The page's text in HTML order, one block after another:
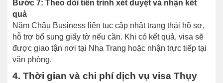
Bước 7: Theo dõi tiến trình xét duyệt và nhận kết
quả
Năm Châu Business liên tục cập nhật trạng thái hồ sơ,
hỗ trợ bổ sung giấy tờ nếu cần. Khi có kết quả, visa sẽ
được giao tận nơi tại Nha Trang hoặc nhận trực tiếp tại
văn phòng.
4. Thời gian và chi phí dịch vụ visa Thụy